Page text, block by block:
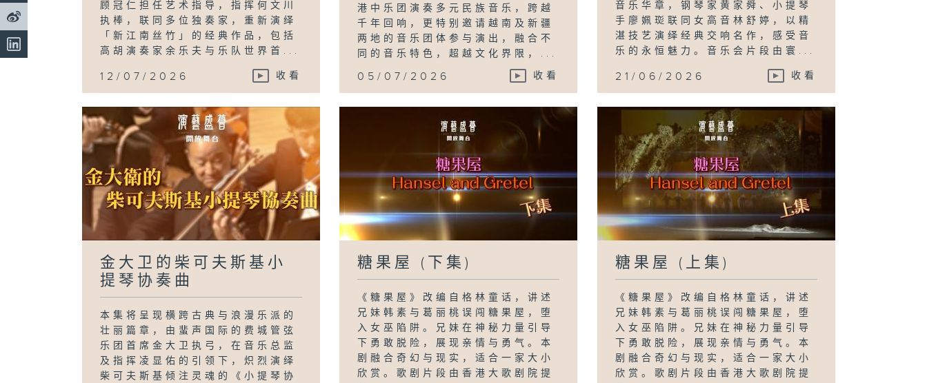
顾冠仁担任艺术指导，指挥何文川
执棒，联同多位独奏家，重新演绎
「新江南丝竹」的经典作品，包括
高胡演奏家余乐夫与乐队世界首...
12/07/2026 收看
港中乐团演奏多元民族音乐，跨越
千年回响，更特别邀请越南及新疆
两地的音乐团体参与演出，融合不
同的音乐特色，超越文化界限，...
05/07/2026 收看
音乐华章，钢琴家黄家舜、小提琴
手廖姵珳联同女高音林舒婷，以精
湛技艺演绎经典交响名作，感受音
乐的永恒魅力。音乐会片段由寰...
21/06/2026 收看
金大卫的柴可夫斯基小
提琴协奏曲
本集将呈现横跨古典与浪漫乐派的
壮丽篇章，由蜚声国际的费城管弦
乐团首席金大卫执弓，在音乐总监
及指挥凌显佑的引领下，炽烈演绎
柴可夫斯基倾注灵魂的《小提琴协
糖果屋 (下集)
《糖果屋》改编自格林童话，讲述
兄妹韩素与葛丽桃误闯糖果屋，堕
入女巫陷阱。兄妹在神秘力量引导
下勇敢脱险，展现亲情与勇气。本
剧融合奇幻与现实，适合一家大小
欣赏。歌剧片段由香港大歌剧院提
糖果屋 (上集)
《糖果屋》改编自格林童话，讲述
兄妹韩素与葛丽桃误闯糖果屋，堕
入女巫陷阱。兄妹在神秘力量引导
下勇敢脱险，展现亲情与勇气。本
剧融合奇幻与现实，适合一家大小
欣赏。歌剧片段由香港大歌剧院提